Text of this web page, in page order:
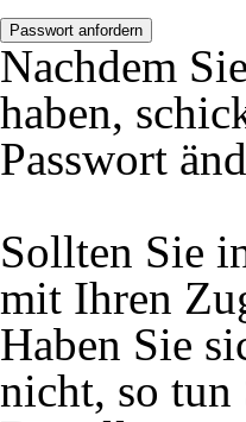
Passwort anfordern
Nachdem
haben,
Passwort
Sollten Sie
mit Ihren
Haben Sie
nicht, so tun